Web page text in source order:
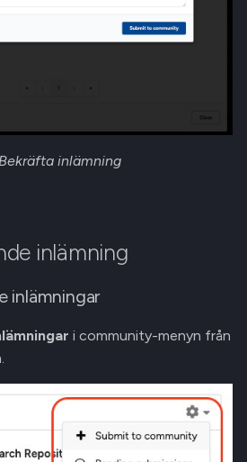
Bekräfta inlämning
inlämning
inlämningar
i community-menyn från